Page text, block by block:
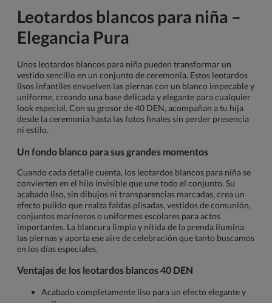
Leotardos blancos para niña –
Elegancia Pura
Unos leotardos blancos para niña pueden transformar un
vestido sencillo en un conjunto de ceremonia. Estos leotardos
lisos infantiles envuelven las piernas con un blanco impecable y
uniforme, creando una base delicada y elegante para cualquier
look especial. Con su grosor de 40 DEN, acompañan a tu hija
desde la ceremonia hasta las fotos finales sin perder presencia
ni estilo.
Un fondo blanco para sus grandes momentos
Cuando cada detalle cuenta, los leotardos blancos para niña se
convierten en el hilo invisible que une todo el conjunto. Su
acabado liso, sin dibujos ni transparencias marcadas, crea un
efecto pulido que realza faldas plisadas, vestidos de comunión,
conjuntos marineros o uniformes escolares para actos
importantes. La blancura limpia y nítida de la prenda ilumina
las piernas y aporta ese aire de celebración que tanto buscamos
en los días especiales.
Ventajas de los leotardos blancos 40 DEN
Acabado completamente liso para un efecto elegante y